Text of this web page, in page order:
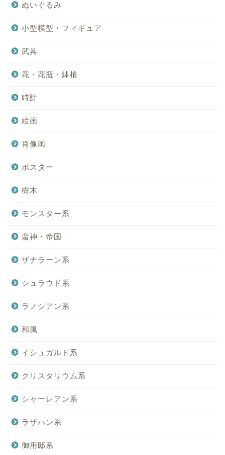
ぬいぐるみ
小型模型・フィギュア
武具
花・花瓶・鉢植
時計
絵画
肖像画
ポスター
樹木
モンスター系
蛮神・帝国
ザナラーン系
シュラウド系
ラノシアン系
和風
イシュガルド系
クリスタリウム系
シャーレアン系
ラザハン系
御用邸系